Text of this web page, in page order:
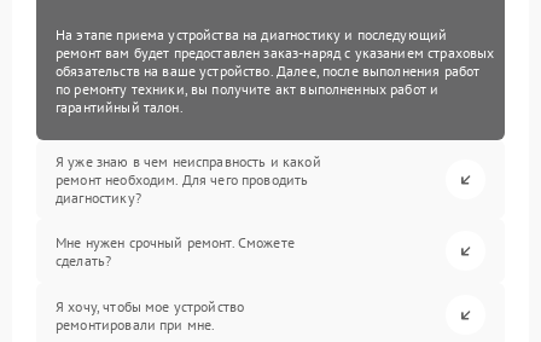
На этапе приема устройства на диагностику и последующий
ремонт вам будет предоставлен заказ-наряд с указанием страховых
обязательств на ваше устройство. Далее, после выполнения работ
по ремонту техники, вы получите акт выполненных работ и
гарантийный талон.
Я уже знаю в чем неисправность и какой
ремонт необходим. Для чего проводить
диагностику?
Мне нужен срочный ремонт. Сможете
сделать?
Я хочу, чтобы мое устройство
ремонтировали при мне.